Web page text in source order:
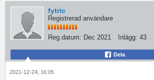
fytric
Registrerad användare
Reg.datum: Dec 2021 Inlägg: 43
Dela
2021-12-24, 16:05